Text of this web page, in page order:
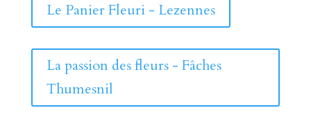
Le Panier Fleuri - Lezennes
La passion des fleurs - Fâches
Thumesnil